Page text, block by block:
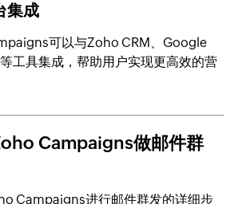
集成
可以与Zoho CRM、Google
工具集成，帮助用户实现更高效的营
Campaigns做邮件群
Campaigns进行邮件群发的详细步